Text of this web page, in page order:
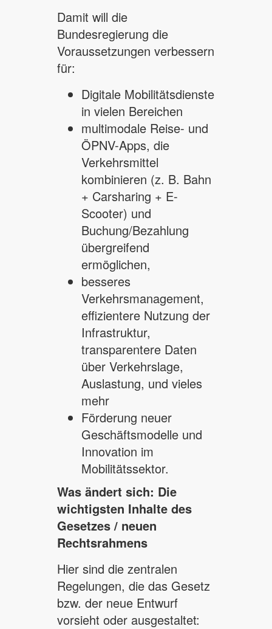
Damit will die
Bundesregierung die
Voraussetzungen verbessern
für:
Digitale Mobilitätsdienste
in vielen Bereichen
multimodale Reise- und
ÖPNV-Apps, die
Verkehrsmittel
kombinieren (z. B. Bahn
+ Carsharing + E-
Scooter) und
Buchung/Bezahlung
übergreifend
ermöglichen,
besseres
Verkehrsmanagement,
effizientere Nutzung der
Infrastruktur,
transparentere Daten
über Verkehrslage,
Auslastung, und vieles
mehr
Förderung neuer
Geschäftsmodelle und
Innovation im
Mobilitätssektor.
Was ändert sich: Die
wichtigsten Inhalte des
Gesetzes / neuen
Rechtsrahmens
Hier sind die zentralen
Regelungen, die das Gesetz
bzw. der neue Entwurf
vorsieht oder ausgestaltet: